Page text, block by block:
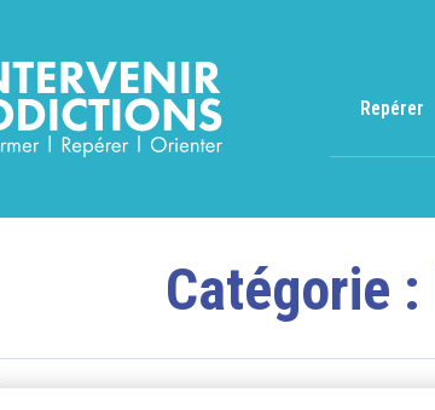
Repérer
Catégorie :